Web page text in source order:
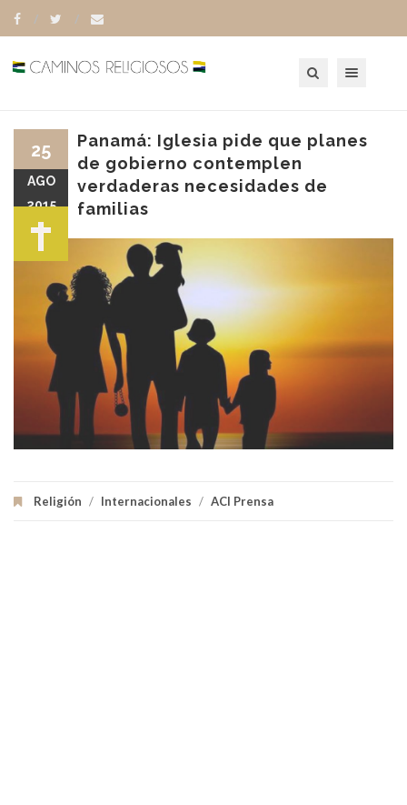
Panamá: Iglesia pide que planes
de gobierno contemplen
verdaderas necesidades de
familias
Religión / Internacionales / ACI Prensa
25
AGO
2015